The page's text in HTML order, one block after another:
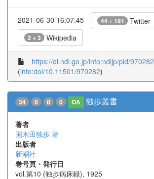
2021-06-30 16:07:45 44 + 191 Twitter
2 + 3 Wikipedia
https://dl.ndl.go.jp/info:ndljp/pid/970282
(info:doi/10.11501/970282)
34 0 0 0 OA 独歩叢書
著者
国木田独歩 著
出版者
新潮社
巻号頁・発行日
vol.第10 (独歩病床録), 1925